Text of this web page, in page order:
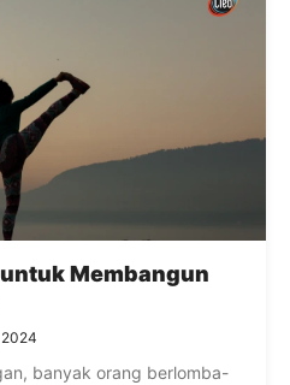
Membangun
2024
banyak orang berlomba-